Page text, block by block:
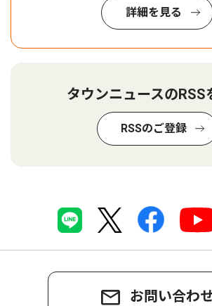
詳細を見る
タウンニュースのRSS
RSSのご登録
お問い合わ